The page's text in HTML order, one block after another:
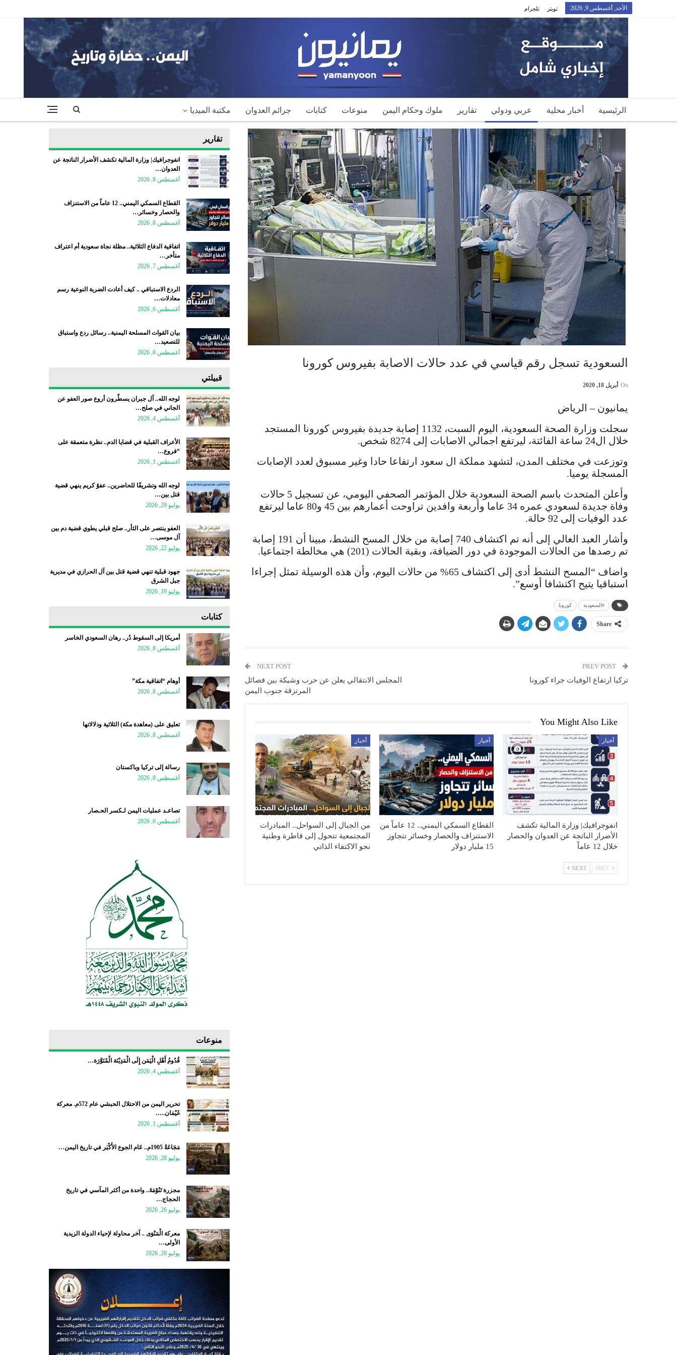
الأحد, أغسطس 9, 2026 تويتر تلجرام
الرئيسية أخبار محلية عربي ودولي تقارير ملوك وحكام اليمن منوعات كتابات جرائم العدوان مكتبة الميديا
السعودية تسجل رقم قياسي في عدد حالات الاصابة بفيروس كورونا
On أبريل 18, 2020
يمانيون – الرياض
سجلت وزارة الصحة السعودية، اليوم السبت، 1132 إصابة جديدة بفيروس كورونا المستجد
خلال ال24 ساعة الفائتة، ليرتفع اجمالي الاصابات إلى 8274 شخص.
وتوزعت في مختلف المدن، لتشهد مملكة ال سعود ارتفاعا حادا وغير مسبوق لعدد الإصابات
المسجلة يوميا.
وأعلن المتحدث باسم الصحة السعودية خلال المؤتمر الصحفي اليومي، عن تسجيل 5 حالات
وفاة جديدة لسعودي عمره 34 عاما وأربعة وافدين تراوحت أعمارهم بين 45 و80 عاما ليرتفع
عدد الوفيات إلى 92 حالة.
وأشار العبد العالي إلى أنه تم اكتشاف 740 إصابة من خلال المسح النشط، مبينا أن 191 إصابة
تم رصدها من الحالات الموجودة في دور الضيافة، وبقية الحالات (201) هي مخالطة اجتماعيا.
واضاف “المسح النشط أدى إلى اكتشاف 65% من حالات اليوم، وأن هذه الوسيلة تمثل إجراءا
استباقيا يتيح اكتشافا أوسع”.
#السعودية كورونا
Share
تركيا ارتفاع الوفيات جراء كورونا
NEXT POST
المجلس الانتقالي يعلن عن حرب وشيكة بين فصائل
المرتزقة جنوب اليمن
You Might Also Like
أخبار
انفوجرافيك| وزارة المالية تكشف
الأضرار الناتجة عن العدوان والحصار
خلال 12 عاماً
أخبار
القطاع السمكي اليمني.. 12 عاماً من
الاستنزاف والحصار وخسائر تتجاوز
15 مليار دولار
أخبار
من الجبال إلى السواحل.. المبادرات
المجتمعية تتحول إلى قاطرة وطنية
نحو الاكتفاء الذاتي
NEXT
تقارير
انفوجرافيك| وزارة المالية تكشف الأضرار الناتجة عن
العدوان…
أغسطس 8, 2026
القطاع السمكي اليمني.. 12 عاماً من الاستنزاف
والحصار وخسائر…
أغسطس 8, 2026
اتفاقية الدفاع الثلاثية.. مظلة نجاة سعودية أم اعتراف
متأخر…
أغسطس 7, 2026
الردع الاستباقي .. كيف أعادت الضربة النوعية رسم
معادلات…
أغسطس 6, 2026
بيان القوات المسلحة اليمنية.. رسائل ردع واستباق
للتصعيد…
أغسطس 6, 2026
قبيلتي
لوجه الله.. آل جبران يسطّرون أروع صور العفو عن
الجاني في صلح…
أغسطس 4, 2026
الأعراف القبلية في قضايا الدم.. نظرة متعمقة على
“فروع…
أغسطس 1, 2026
لوجه الله وتشريفًا للحاضرين.. عفوٌ كريم ينهي قضية
قتل بين…
يوليو 29, 2026
العفو ينتصر على الثأر.. صلح قبلي يطوي قضية دم بين
آل موسى…
يوليو 22, 2026
جهود قبلية تنهي قضية قتل بين آل الحرازي في مديرية
جبل الشرق
يوليو 19, 2026
كتابات
أمريكا إلى السقوط دُر.. رهان السعودي الخاسر
أغسطس 8, 2026
أوهام “اتفاقية مكة”
أغسطس 8, 2026
تعليق على (معاهدة مكة) الثلاثية ودلالاتها
أغسطس 8, 2026
رسالة إلى تركيا وباكستان
أغسطس 8, 2026
تصاعـد عمليات اليمن لـكسر الحـصار
أغسطس 6, 2026
منوعات
قُدُومُ أَهْلِ الْيَمَن إِلَى الْمَدِيْنَة الْمُنَوَّرَة…
أغسطس 4, 2026
تحرير اليمن من الاحتلال الحبشي عام 572م. معركة
غَيْمَان..…
أغسطس 1, 2026
مَجَاعَةُ 1905م.. عَام الجوع الأَكْبَر في تاريخ اليمن…
يوليو 28, 2026
مجزرة تَنُوْمَةَ.. واحدة من أكثر المآسي في تاريخ
الحجاج…
يوليو 26, 2026
معركة الْمَنْوَى .. آخر محاولة لإحياء الدولة الزيدية
الأولى…
يوليو 20, 2026